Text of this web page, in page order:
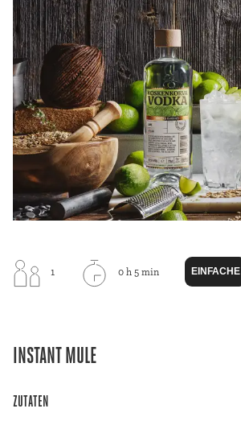
1 0 h 5 min EINFACHE
INSTANT MULE
ZUTATEN